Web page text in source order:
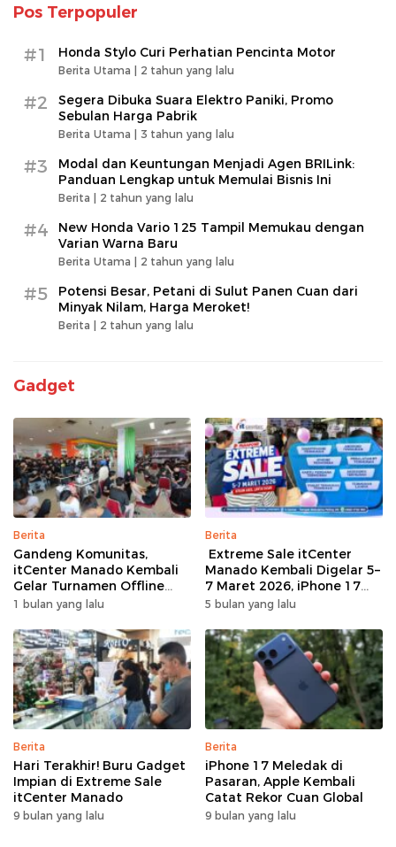
Pos Terpopuler
#1 Honda Stylo Curi Perhatian Pencinta Motor
Berita Utama | 2 tahun yang lalu
#2
Segera Dibuka Suara Elektro Paniki, Promo
Sebulan Harga Pabrik
Berita Utama | 3 tahun yang lalu
#3
Modal dan Keuntungan Menjadi Agen BRILink:
Panduan Lengkap untuk Memulai Bisnis Ini
Berita | 2 tahun yang lalu
#4
New Honda Vario 125 Tampil Memukau dengan
Varian Warna Baru
Berita Utama | 2 tahun yang lalu
#5
Potensi Besar, Petani di Sulut Panen Cuan dari
Minyak Nilam, Harga Meroket!
Berita | 2 tahun yang lalu
Gadget
Berita
Gandeng Komunitas,
itCenter Manado Kembali
Gelar Turnamen Offline
Free Fire, 60 Tim Siap
1 bulan yang lalu
Berita
Extreme Sale itCenter
Manado Kembali Digelar 5–
7 Maret 2026, iPhone 17
Pro Max Diskon hingga
5 bulan yang lalu
Berita
Hari Terakhir! Buru Gadget
Impian di Extreme Sale
itCenter Manado
9 bulan yang lalu
Berita
iPhone 17 Meledak di
Pasaran, Apple Kembali
Catat Rekor Cuan Global
9 bulan yang lalu